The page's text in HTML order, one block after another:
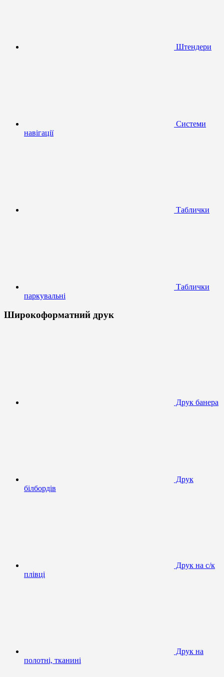
Штендери
Системи
навігації
Таблички
Таблички
паркувальні
Широкоформатний друк
Друк банера
Друк
білбордів
Друк на с/к
плівці
Друк на
полотні, тканині